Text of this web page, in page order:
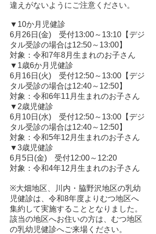
違えがないようにご注意ください。
▼10か月児健診
6月26日(金) 受付13:00～13:10【デジ
タル受診の場合は12:50～13:00】
対象：令和7年8月生まれのお子さん
▼1歳6か月児健診
6月16日(火) 受付12:50～13:00【デジ
タル受診の場合は12:40～12:50】
対象：令和6年11月生まれのお子さん
▼2歳児健診
6月10日(水) 受付12:50～13:00【デジ
タル受診の場合は12:40～12:50】
対象：令和5年12月生まれのお子さん
▼3歳児健診
6月5日(金) 受付12:00～12:20
対象：令和4年12月生まれのお子さん
※大畑地区、川内・脇野沢地区の乳幼
児健診は、令和8年度よりむつ地区へ
集約して実施することとなりました。
該当の地区へお住いの方は、むつ地区
の乳幼児健診へご来場ください。